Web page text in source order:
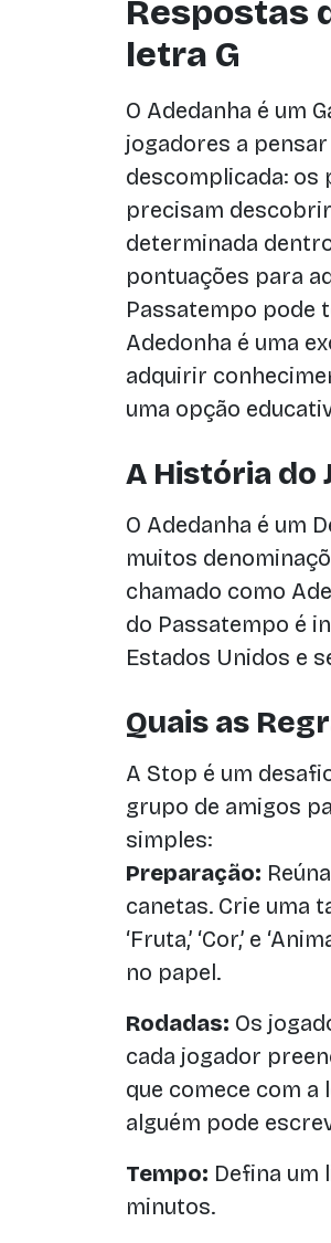
Respostas
letra G
O Adedanha é um
jogadores a
descomplicada: os
precisam
determinada
pontuações para
Passatempo pode
Adedonha é uma
adquirir
uma opção
A História do
O Adedanha é um
muitos
chamado como
do Passatempo é
Estados Unidos e
Quais as
A Stop é um
grupo de amigos
simples:
Preparação:
canetas. Crie uma
‘Fruta,’ ‘Cor,’ e
no papel.
Rodadas: Os
cada jogador
que comece com a
alguém pode
Tempo: Defina um
minutos.